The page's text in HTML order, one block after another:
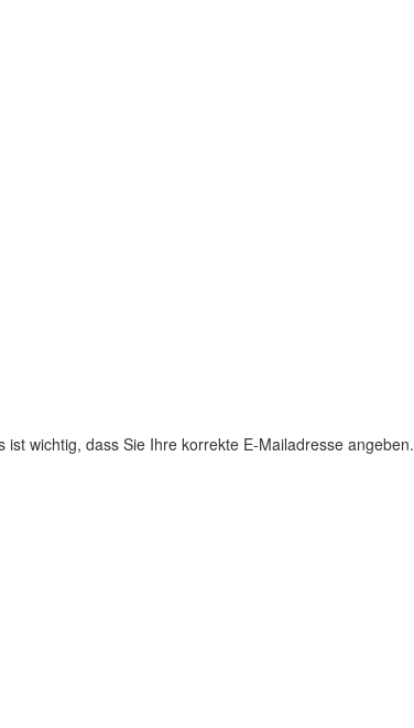
wichtig, dass Sie Ihre korrekte E-Mailadresse angeben.